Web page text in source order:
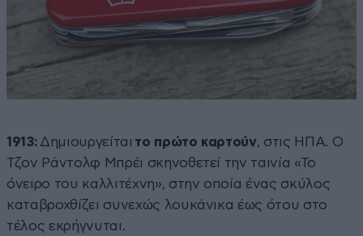
1913: Δημιουργείται το πρώτο καρτούν, στις ΗΠΑ. Ο
Τζον Ράντολφ Μπρέι σκηνοθετεί την ταινία «Το
όνειρο του καλλιτέχνη», στην οποία ένας σκύλος
καταβροχθίζει συνεχώς λουκάνικα έως ότου στο
τέλος εκρήγνυται.